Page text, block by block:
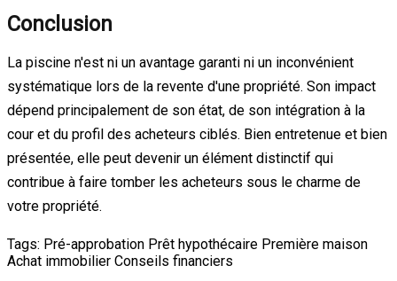
Conclusion
La piscine n'est ni un avantage garanti ni un inconvénient
systématique lors de la revente d'une propriété. Son impact
dépend principalement de son état, de son intégration à la
cour et du profil des acheteurs ciblés. Bien entretenue et bien
présentée, elle peut devenir un élément distinctif qui
contribue à faire tomber les acheteurs sous le charme de
votre propriété.
Tags: Pré-approbation Prêt hypothécaire Première maison
Achat immobilier Conseils financiers